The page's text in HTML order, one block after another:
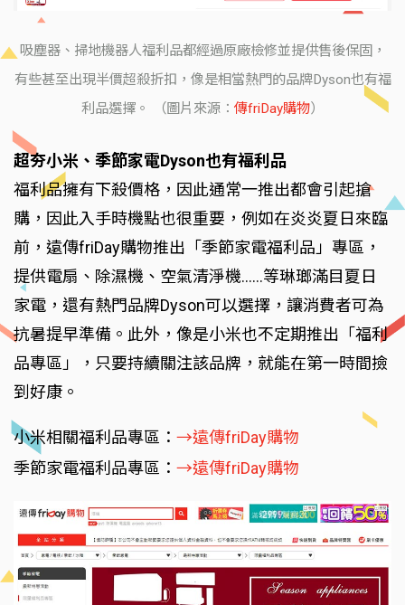
吸塵器、掃地機器人福利品都經過原廠檢修並提供售後保固，
有些甚至出現半價超殺折扣，像是相當熱門的品牌Dyson也有福
利品選擇。 （圖片來源： 傳friDay購物）
超夯小米、季節家電Dyson也有福利品
福利品擁有下殺價格，因此通常一推出都會引起搶
購，因此入手時機點也很重要，例如在炎炎夏日來臨
前，遠傳friDay購物推出「季節家電福利品」專區，
提供電扇、除濕機、空氣清淨機……等琳瑯滿目夏日
家電，還有熱門品牌Dyson可以選擇，讓消費者可為
抗暑提早準備。此外，像是小米也不定期推出「福利
品專區」，只要持續關注該品牌，就能在第一時間撿
到好康。
小米相關福利品專區： →遠傳friDay購物
季節家電福利品專區： →遠傳friDay購物